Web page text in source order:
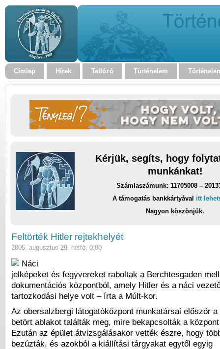
Címlap Hírek Tallózó Történelem
Kérjük, segíts, hogy
munkánkat!
Számlaszámunk: 11705008 –
A támogatás bankkártyával itt
Nagyon köszönjük.
Feltörték Hitler rejtekhelyét
2005. augusztus 29. hétfő, 0:00
Náci
jelképeket és fegyvereket raboltak a Berchtesgaden
dokumentációs központból, amely Hitler és a náci
tartozkodási helye volt – írta a Múlt-kor.
Az obersalzbergi látogatóközpont munkatársai először a
betört ablakot találták meg, mire bekapcsolták a
Ezután az épület átvizsgálásakor vették észre, hogy
bezúzták, és azokból a kiállítási tárgyakat egytől egyig